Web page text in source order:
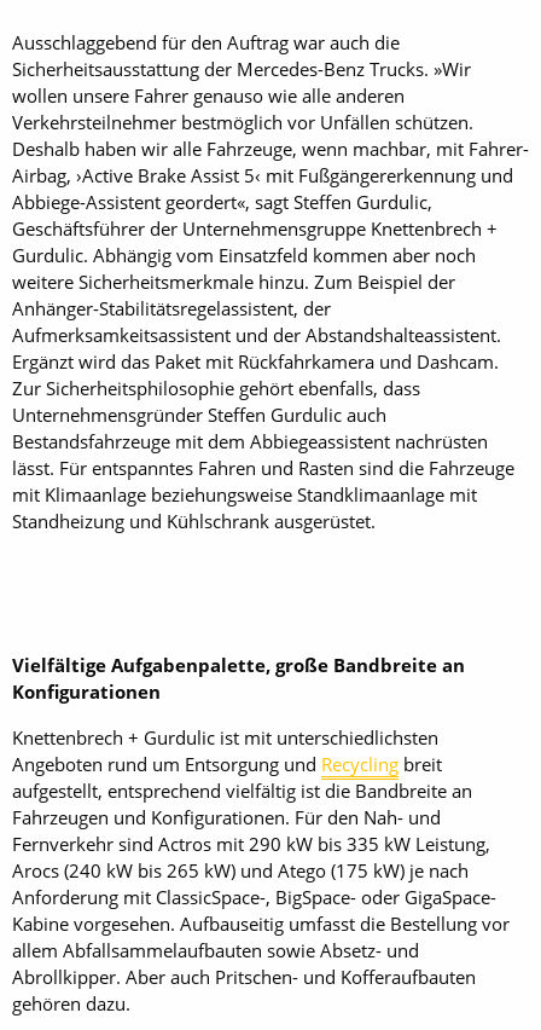
Ausschlaggebend für den Auftrag war auch die
Sicherheitsausstattung der Mercedes-Benz Trucks. »Wir
wollen unsere Fahrer genauso wie alle anderen
Verkehrsteilnehmer bestmöglich vor Unfällen schützen.
Deshalb haben wir alle Fahrzeuge, wenn machbar, mit Fahrer-
Airbag, ›Active Brake Assist 5‹ mit Fußgängererkennung und
Abbiege-Assistent geordert«, sagt Steffen Gurdulic,
Geschäftsführer der Unternehmensgruppe Knettenbrech +
Gurdulic. Abhängig vom Einsatzfeld kommen aber noch
weitere Sicherheitsmerkmale hinzu. Zum Beispiel der
Anhänger-Stabilitätsregelassistent, der
Aufmerksamkeitsassistent und der Abstandshalte­assistent.
Ergänzt wird das Paket mit Rückfahrkamera und Dashcam.
Zur Sicherheitsphilosophie gehört ebenfalls, dass
Unternehmensgründer Steffen Gurdulic auch
Bestandsfahrzeuge mit dem Abbiegeassistent nachrüsten
lässt. Für entspanntes Fahren und Rasten sind die Fahrzeuge
mit Klimaanlage beziehungsweise Standklimaanlage mit
Standheizung und Kühlschrank ausgerüstet.
Vielfältige Aufgabenpalette, große Bandbreite an
Konfigurationen
Knettenbrech + Gurdulic ist mit unterschiedlichsten
Angeboten rund um Entsorgung und Recycling breit
aufgestellt, entsprechend vielfältig ist die Bandbreite an
Fahrzeugen und Konfigurationen. Für den Nah- und
Fernverkehr sind Actros mit 290 kW bis 335 kW Leistung,
Arocs (240 kW bis 265 kW) und Atego (175 kW) je nach
Anforderung mit ClassicSpace-, BigSpace- oder Giga­Space-
Kabine vorgesehen. Aufbauseitig umfasst die Bestellung vor
allem Abfallsammelaufbauten sowie Absetz- und
Abrollkipper. Aber auch Pritschen- und Kofferaufbauten
gehören dazu.